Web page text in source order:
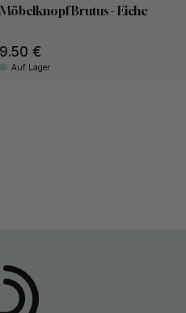
Möbelknopf Brutus - Eiche
9.50
Auf Lager